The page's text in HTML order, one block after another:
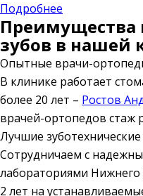
Подробнее
Преимущества
зубов в нашей
Опытные врачи-
В клинике работает
более 20 лет – Ростов
врачей-ортопедов стаж
Лучшие
Сотрудничаем с
лабораториями
2 лет на